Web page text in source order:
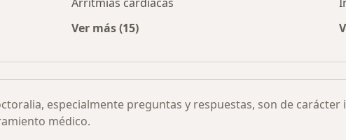
Ver más (15)
especialmente preguntas y respuestas, son de
médico.